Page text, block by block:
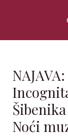
Noći